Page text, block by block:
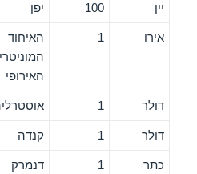
יין 100 יפן
אירו 1
האיחוד
המוניטרי
האירופי
דולר 1
דולר 1 קנדה
כתר 1 דנמרק